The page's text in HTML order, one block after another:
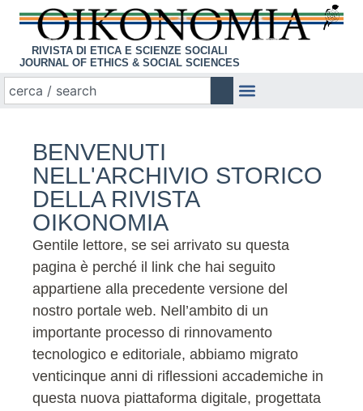
RIVISTA DI ETICA E SCIENZE SOCIALI
JOURNAL OF ETHICS & SOCIAL SCIENCES
BENVENUTI
NELL'ARCHIVIO STORICO
DELLA RIVISTA
OIKONOMIA
Gentile lettore, se sei arrivato su questa
pagina è perché il link che hai seguito
appartiene alla precedente versione del
nostro portale web. Nell’ambito di un
importante processo di rinnovamento
tecnologico e editoriale, abbiamo migrato
venticinque anni di riflessioni accademiche in
questa nuova piattaforma digitale, progettata